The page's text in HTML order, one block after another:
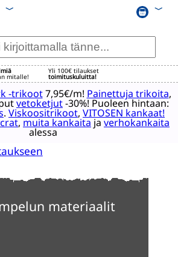
﹀ ﹀
mitalle!
Yli 100€ tilaukset
toimituskuluitta!
-trikoot7,95€/m! Painettuja trikoita,
vetoketjut-30%! Puoleen hintaan:
. Viskoositrikoot, VITOSEN kankaat!
,muita kankaitajaverhokankaita
alessa
materiaalit